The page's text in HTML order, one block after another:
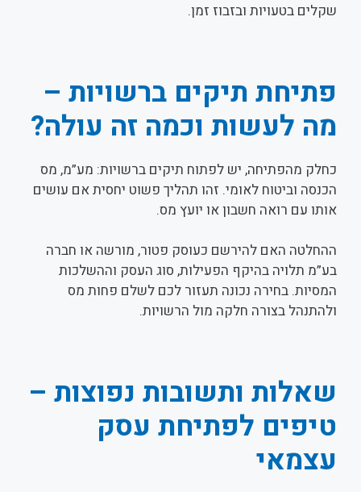
שקלים בטעויות ובזבוז זמן.
פתיחת תיקים ברשויות –
מה לעשות וכמה זה עולה?
כחלק מהפתיחה, יש לפתוח תיקים ברשויות: מע”מ, מס
הכנסה וביטוח לאומי. זהו תהליך פשוט יחסית אם עושים
אותו עם רואה חשבון או יועץ מס.
ההחלטה האם להירשם כעוסק פטור, מורשה או חברה
בע”מ תלויה בהיקף הפעילות, סוג העסק וההשלכות
המסיות. בחירה נכונה תעזור לכם לשלם פחות מס
ולהתנהל בצורה חלקה מול הרשויות.
שאלות ותשובות נפוצות –
טיפים לפתיחת עסק
עצמאי